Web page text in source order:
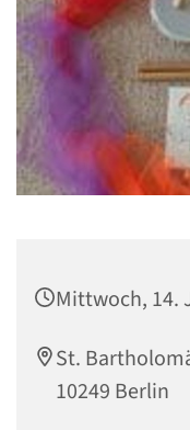
Mittwoch, 14.
St.
10249 Berlin